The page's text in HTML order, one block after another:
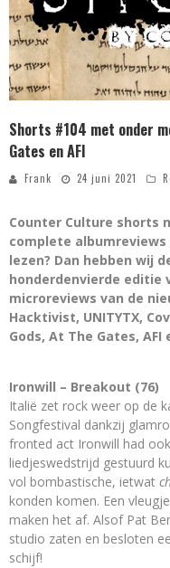
Shorts #104 met onder
Gates en AFI
Frank 24 juni 2021
Counter Culture shorts
complete
lezen? Dan hebben wij
honderdenvierde editie
microreviews van de
Hacktivist, UNITYTX,
Gods, At The Gates,
Ironwill – Breakout (76)
Italië zet rock weer op de
Songfestival dankzij
fronted act Ironwill had
liedjeswedstrijd gestuurd
vol bombastische, ietwat
konden komen. Een
maken het af. Alsof Pat
studio zaten en besloten
schijf!